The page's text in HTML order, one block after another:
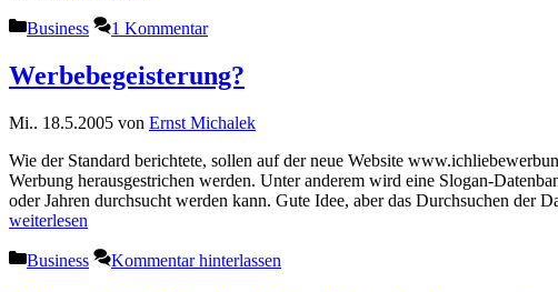
Kategorien
Business 1 Kommentar
Werbebegeisterung?
Mi.. 18.5.2005 von Ernst Michalek
Wie der Standard berichtete, sollen auf der neue Website
Werbung herausgestrichen werden. Unter anderem wird eine Slogan-
oder Jahren durchsucht werden kann. Gute Idee, aber das Durchsuchen der
weiterlesen
Kategorien
Business Kommentar hinterlassen